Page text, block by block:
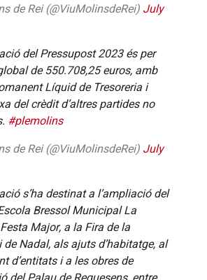
de Rei (@ViuMolinsdeRei) July
del Pressupost 2023 és per
de 550.708,25 euros, amb
Líquid de Tresoreria i
del crèdit d’altres partides no
#plemolins
de Rei (@ViuMolinsdeRei) July
s’ha destinat a l’ampliació del
Bressol Municipal La
Major, a la Fira de la
de Nadal, als ajuts d’habitatge, al
d’entitats i a les obres de